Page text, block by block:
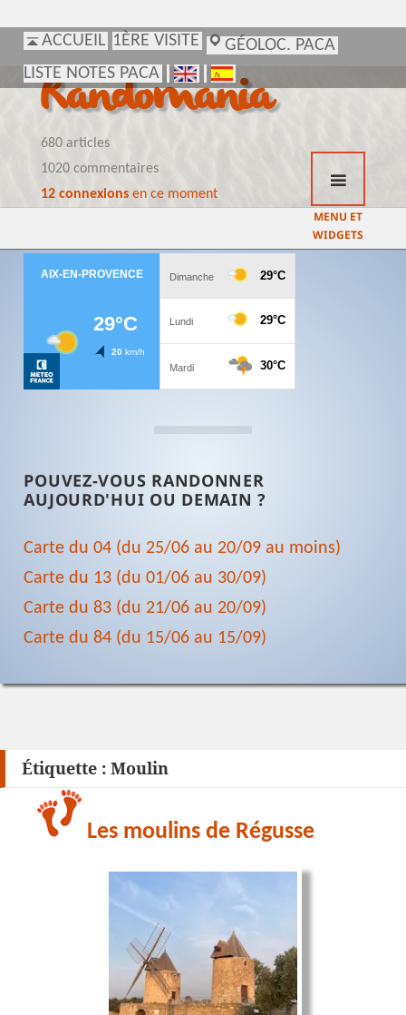
ACCUEIL 1ÈRE VISITE
GÉOLOC. PACA
LISTE NOTES PACA
Randomania
680 articles
1020 commentaires
12 connexionsen ce moment
MENU ET
WIDGETS
POUVEZ-VOUS RANDONNER
AUJOURD'HUI OU DEMAIN ?
Carte du 04 (du 25/06 au 20/09 au moins)
Carte du 13 (du 01/06 au 30/09)
Carte du 83 (du 21/06 au 20/09)
Carte du 84 (du 15/06 au 15/09)
ACCUEIL 1ÈRE VISITE
GÉOLOC. PACA
LISTE NOTES PACA
Étiquette : Moulin
Les moulins de Régusse